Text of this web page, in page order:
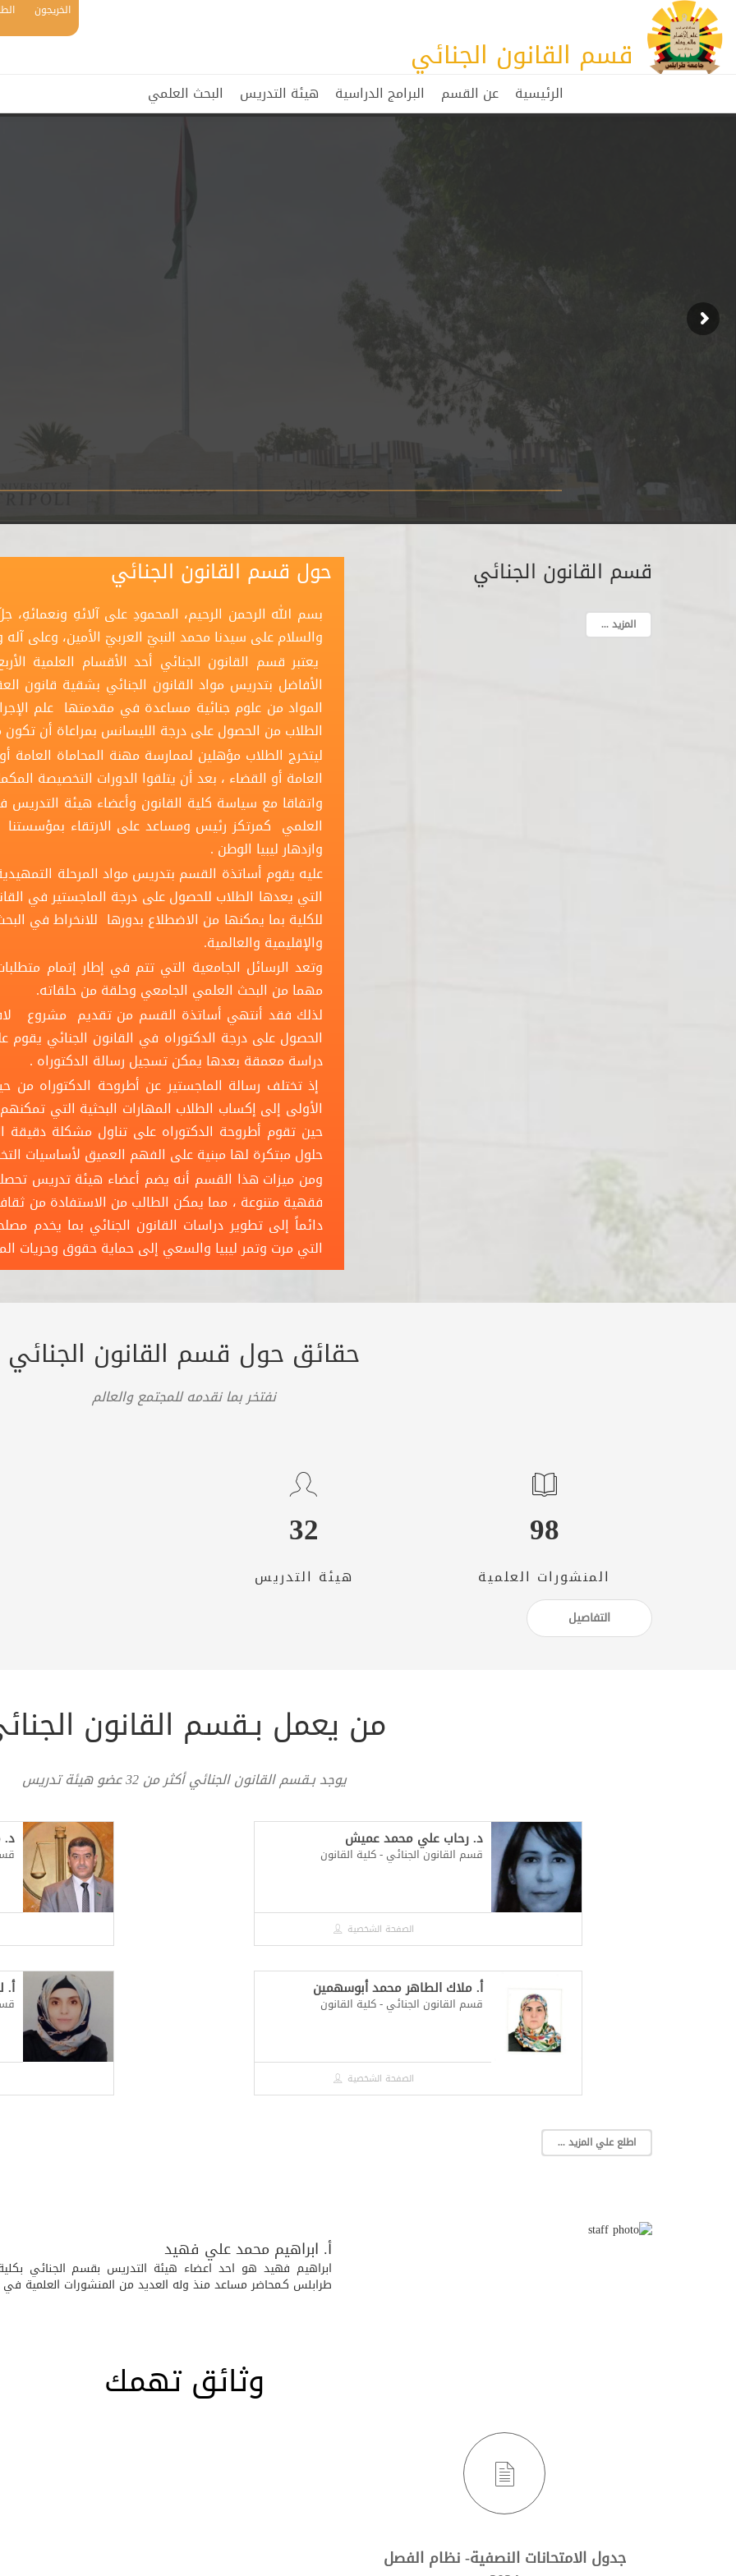
قسم القانون الجنائي
الخريجون
الرئيسية عن القسم البرامج الدراسية هيئة التدريس البحث العلمي
UoT Launches its new Website
قسم القانون الجنائي
المزيد ...
حول قسم القانون الجنائي
بسم الله الرحمن الرحيم، المحمودِ على آلائهِ ونعمائهِ،
والسلام على سيدنا محمد النبيّ العربيّ الأمين، وعلى
يعتبر قسم القانون الجنائي أحد الأقسام العلمية
الأفاضل بتدريس مواد القانون الجنائي بشقية قانون
المواد من علوم جنائية مساعدة في مقدمتها علم
الطلاب من الحصول على درجة الليسانس بمراعاة أن
ليتخرج الطلاب مؤهلين لممارسة مهنة المحاماة العامة
العامة أو القضاء ، بعد أن يتلقوا الدورات التخصيصة
واتفاقا مع سياسة كلية القانون وأعضاء هيئة التدريس
العلمي كمرتكز رئيس ومساعد على الارتقاء
وازدهار ليبيا الوطن .
عليه يقوم أساتذة القسم بتدريس مواد المرحلة
التي يعدها الطلاب للحصول على درجة الماجستير في
للكلية بما يمكنها من الاضطلاع بدورها للانخراط في
والإقليمية والعالمية.
وتعد الرسائل الجامعية التي تتم في إطار إتمام
مهما من البحث العلمي الجامعي وحلقة من حلقاته.
لذلك فقد أنتهي أساتذة القسم من تقديم مشروع
الحصول على درجة الدكتوراه في القانون الجنائي
دراسة معمقة بعدها يمكن تسجيل رسالة الدكتوراه .
إذ تختلف رسالة الماجستير عن أطروحة
الأولى إلى إكساب الطلاب المهارات البحثية التي
حين تقوم أطروحة الدكتوراه على تناول مشكلة
حلول مبتكرة لها مبنية على الفهم العميق لأساسيات
ومن ميزات هذا القسم أنه يضم أعضاء هيئة تدريس
فقهية متنوعة ، مما يمكن الطالب من الاستفادة من
دائماً إلى تطوير دراسات القانون الجنائي بما يخدم
التي مرت وتمر ليبيا والسعي إلى حماية حقوق وحريات
حقائق حول قسم القانون الجنائي
نفتخر بما نقدمه للمجتمع والعالم
98
المنشورات العلمية
32
هيئة التدريس
التفاصيل
من يعمل بـقسم القانون
يوجد بـقسم القانون الجنائي أكثر من 32 عضو هيئة تدريس
د. رحاب علي محمد عميش
قسم القانون الجنائي - كلية القانون
الصفحة الشخصية
أ. ملاك الطاهر محمد أبوسهمين
قسم القانون الجنائي - كلية القانون
الصفحة الشخصية
د.
أ.
اطلع علي المزيد ...
أ. ابراهيم محمد علي فهيد
ابراهيم فهيد هو احد اعضاء هيئة التدريس بقسم الجنائي
طرابلس كـمحاضر مساعد منذ وله العديد من المنشورات العلمية
وثائق تهمك
جدول الامتحانات النصفية- نظام الفصل